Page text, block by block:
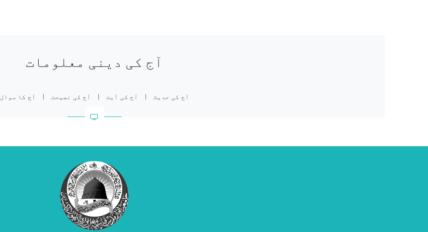
آج کی دینی معلومات
آج کی حدیث | آج کی آیت | آج کی نصیحت | آج کا سوال